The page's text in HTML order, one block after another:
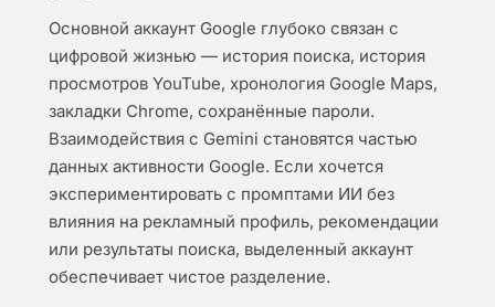
Основной аккаунт Google глубоко связан с
цифровой жизнью — история поиска, история
просмотров YouTube, хронология Google Maps,
закладки Chrome, сохранённые пароли.
Взаимодействия с Gemini становятся частью
данных активности Google. Если хочется
экспериментировать с промптами ИИ без
влияния на рекламный профиль, рекомендации
или результаты поиска, выделенный аккаунт
обеспечивает чистое разделение.